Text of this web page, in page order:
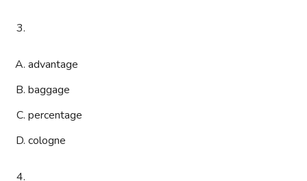
advantage
baggage
percentage
cologne